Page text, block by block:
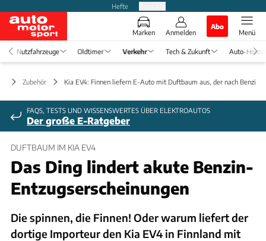
Hefte
Marken Anmelden
Abo
Menü
Nutzfahrzeuge Oldtimer Verkehr Tech & Zukunft Auto-
Zubehör Kia EV4: Finnen liefern E-Auto mit Duftbaum aus, der nach Benzin
FAQS, TESTS UND WISSENSWERTES ÜBER ELEKTROAUTOS
Der große E-Ratgeber
DUFTBAUM IM KIA EV4
Das Ding lindert akute Benzin-
Entzugserscheinungen
Die spinnen, die Finnen! Oder warum liefert der
dortige Importeur den Kia EV4 in Finnland mit